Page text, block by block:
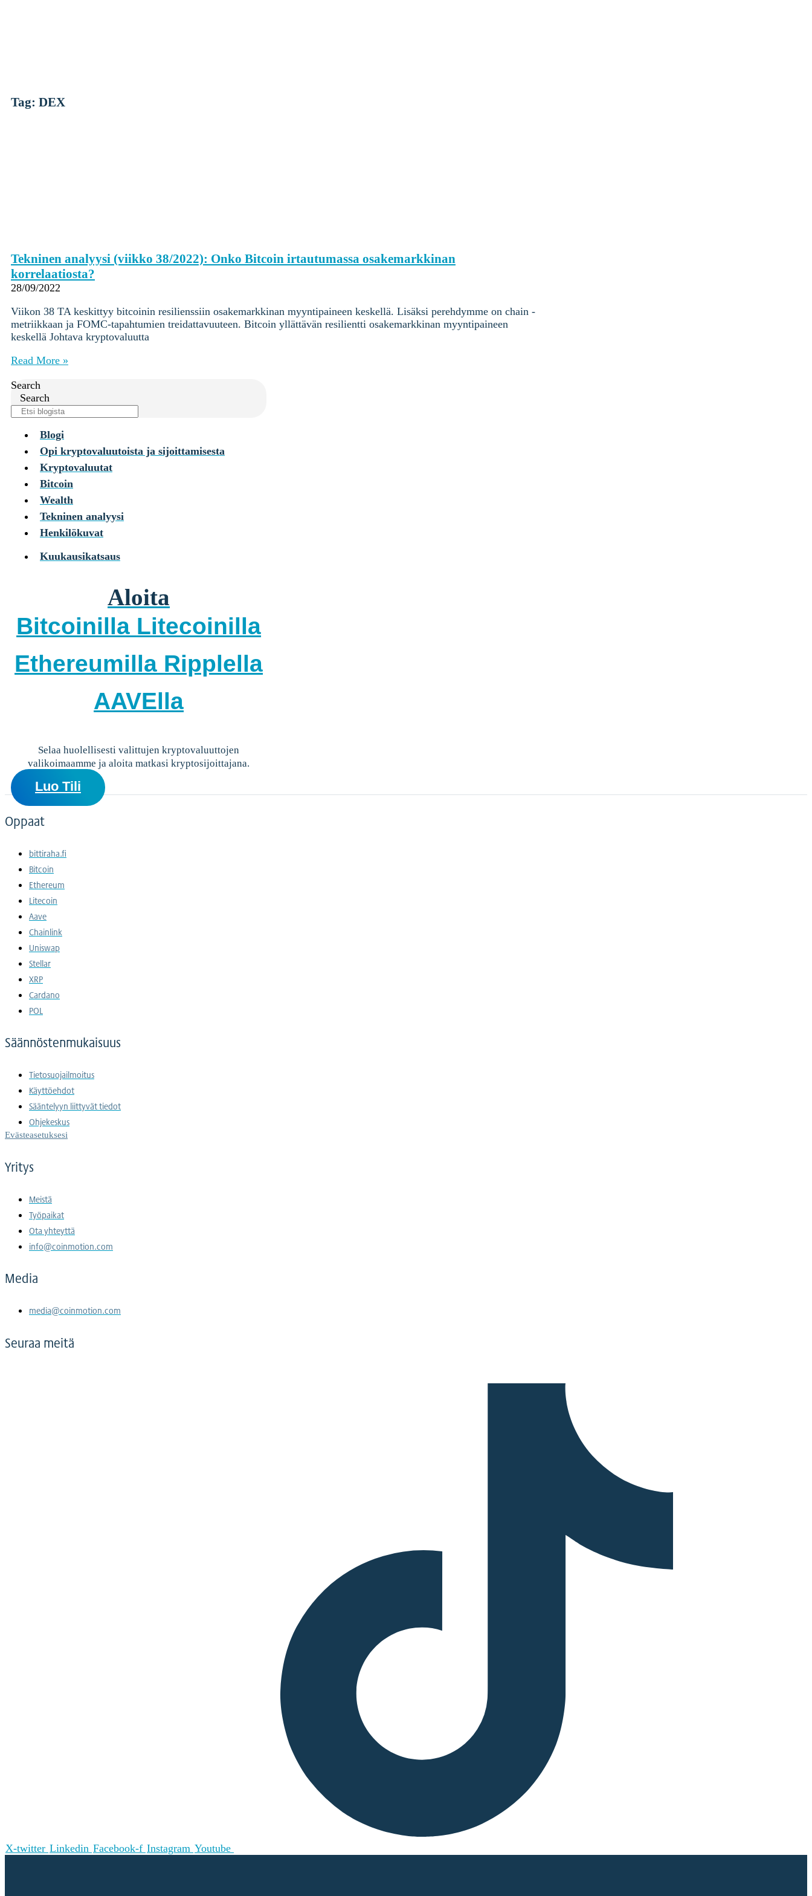
Kryptouutiset
Ohjekeskus
Palvelut
Yksityishenkilöille
Yritykselle
Coinmotion Wealth
Ohjekeskus
Kirjaudu
Rekisteröidy
Choose
languageKirjaudu sisään tilillesi
Kryptot
Palvelut
Yksityisille
Coinmotion Wealth ★
Suomi (FI)
Kirjaudu sisään tilillesi
Kryptot
Yksityisille
Ohjekeskus
Suomi (FI)
Suomi (FI)
Tag: DEX
Tekninen analyysi (viikko 38/2022): Onko Bitcoin irtautumassa osakemarkkinan
korrelaatiosta?
28/09/2022
Viikon 38 TA keskittyy bitcoinin resilienssiin osakemarkkinan myyntipaineen keskellä. Lisäksi perehdymme on chain -
metriikkaan ja FOMC-tapahtumien treidattavuuteen. Bitcoin yllättävän resilientti osakemarkkinan myyntipaineen
keskellä Johtava kryptovaluutta
Read More »
Search
Search
Blogi
Opi kryptovaluutoista ja sijoittamisesta
Kryptovaluutat
Bitcoin
Wealth
Tekninen analyysi
Henkilökuvat
Kuukausikatsaus
Aloita
Bitcoinilla Litecoinilla
Ethereumilla Ripplella
AAVElla
Selaa huolellisesti valittujen kryptovaluuttojen
valikoimaamme ja aloita matkasi kryptosijoittajana.
Luo Tili
Oppaat
bittiraha.fi
Bitcoin
Ethereum
Litecoin
Aave
Chainlink
Uniswap
Stellar
XRP
Cardano
POL
Säännöstenmukaisuus
Tietosuojailmoitus
Käyttöehdot
Sääntelyyn liittyvät tiedot
Ohjekeskus
Evästeasetuksesi
Yritys
Meistä
Työpaikat
Ota yhteyttä
info@coinmotion.com
Media
media@coinmotion.com
Seuraa meitä
X-twitter Linkedin Facebook-f Instagram Youtube